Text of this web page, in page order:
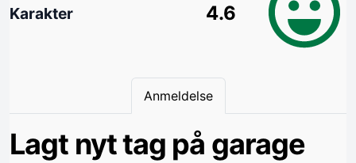
Karakter 4.6
Anmeldelse
Lagt nyt tag på garage